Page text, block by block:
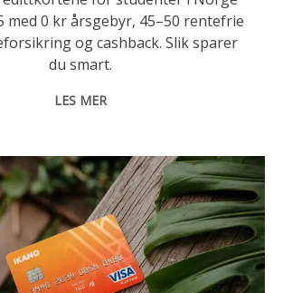
med 0 kr årsgebyr, 45–50 rentefrie
og cashback. Slik sparer
du smart.
LES MER